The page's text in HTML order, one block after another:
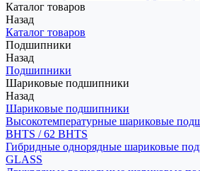
Каталог товаров
Назад
Каталог товаров
Подшипники
Назад
Подшипники
Шариковые подшипники
Назад
Шариковые подшипники
Высокотемпературные шариковые
BHTS / 62 BHTS
Гибридные однорядные шариковые
GLASS